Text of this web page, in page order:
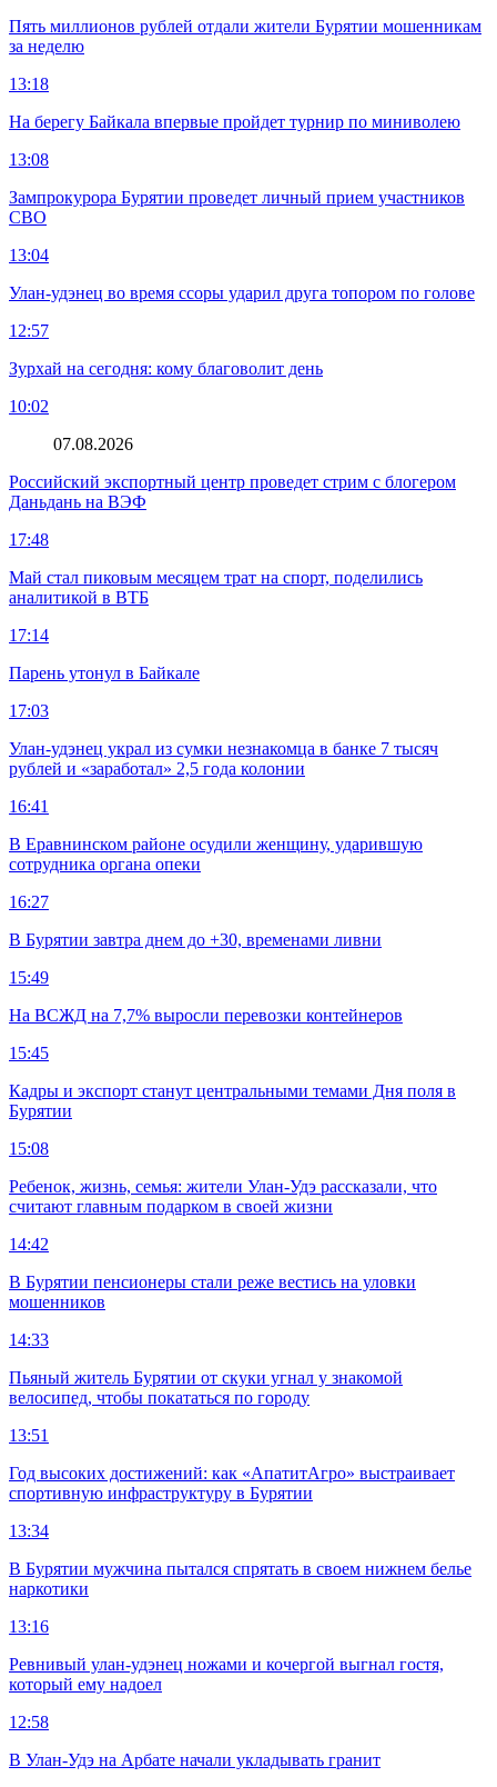
Пять миллионов рублей отдали жители Бурятии мошенникам
за неделю
13:18
На берегу Байкала впервые пройдет турнир по миниволею
13:08
Зампрокурора Бурятии проведет личный прием участников
СВО
13:04
Улан-удэнец во время ссоры ударил друга топором по голове
12:57
Зурхай на сегодня: кому благоволит день
10:02
07.08.2026
Российский экспортный центр проведет стрим с блогером
Даньдань на ВЭФ
17:48
Май стал пиковым месяцем трат на спорт, поделились
аналитикой в ВТБ
17:14
Парень утонул в Байкале
17:03
Улан-удэнец украл из сумки незнакомца в банке 7 тысяч
рублей и «заработал» 2,5 года колонии
16:41
В Еравнинском районе осудили женщину, ударившую
сотрудника органа опеки
16:27
В Бурятии завтра днем до +30, временами ливни
15:49
На ВСЖД на 7,7% выросли перевозки контейнеров
15:45
Кадры и экспорт станут центральными темами Дня поля в
Бурятии
15:08
Ребенок, жизнь, семья: жители Улан-Удэ рассказали, что
считают главным подарком в своей жизни
14:42
В Бурятии пенсионеры стали реже вестись на уловки
мошенников
14:33
Пьяный житель Бурятии от скуки угнал у знакомой
велосипед, чтобы покататься по городу
13:51
Год высоких достижений: как «АпатитАгро» выстраивает
спортивную инфраструктуру в Бурятии
13:34
В Бурятии мужчина пытался спрятать в своем нижнем белье
наркотики
13:16
Ревнивый улан-удэнец ножами и кочергой выгнал гостя,
который ему надоел
12:58
В Улан-Удэ на Арбате начали укладывать гранит